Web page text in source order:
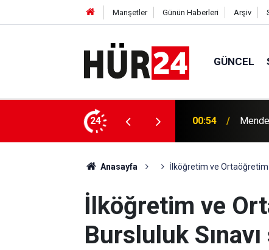
Manşetler Günün Haberleri Arşiv
GÜNCEL
24 00:42
Anasayfa İlköğretim ve Ortaöğretim
İlköğretim ve
Bursluluk Sınavı